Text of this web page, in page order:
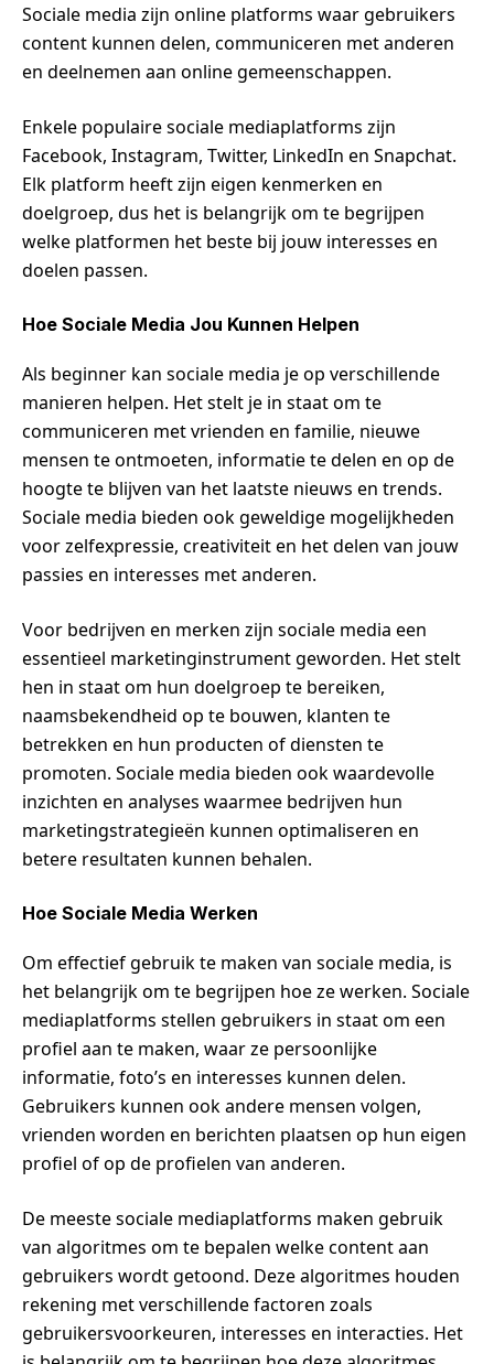
Sociale media zijn online platforms waar gebruikers
content kunnen delen, communiceren met anderen
en deelnemen aan online gemeenschappen.
Enkele populaire sociale mediaplatforms zijn
Facebook, Instagram, Twitter, LinkedIn en Snapchat.
Elk platform heeft zijn eigen kenmerken en
doelgroep, dus het is belangrijk om te begrijpen
welke platformen het beste bij jouw interesses en
doelen passen.
Hoe Sociale Media Jou Kunnen Helpen
Als beginner kan sociale media je op verschillende
manieren helpen. Het stelt je in staat om te
communiceren met vrienden en familie, nieuwe
mensen te ontmoeten, informatie te delen en op de
hoogte te blijven van het laatste nieuws en trends.
Sociale media bieden ook geweldige mogelijkheden
voor zelfexpressie, creativiteit en het delen van jouw
passies en interesses met anderen.
Voor bedrijven en merken zijn sociale media een
essentieel marketinginstrument geworden. Het stelt
hen in staat om hun doelgroep te bereiken,
naamsbekendheid op te bouwen, klanten te
betrekken en hun producten of diensten te
promoten. Sociale media bieden ook waardevolle
inzichten en analyses waarmee bedrijven hun
marketingstrategieën kunnen optimaliseren en
betere resultaten kunnen behalen.
Hoe Sociale Media Werken
Om effectief gebruik te maken van sociale media, is
het belangrijk om te begrijpen hoe ze werken. Sociale
mediaplatforms stellen gebruikers in staat om een
profiel aan te maken, waar ze persoonlijke
informatie, foto’s en interesses kunnen delen.
Gebruikers kunnen ook andere mensen volgen,
vrienden worden en berichten plaatsen op hun eigen
profiel of op de profielen van anderen.
De meeste sociale mediaplatforms maken gebruik
van algoritmes om te bepalen welke content aan
gebruikers wordt getoond. Deze algoritmes houden
rekening met verschillende factoren zoals
gebruikersvoorkeuren, interesses en interacties. Het